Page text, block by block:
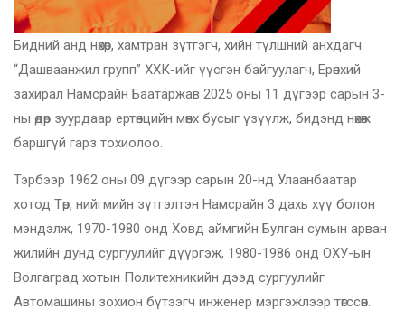
Бидний анд нөхөр, хамтран зүтгэгч, хийн түлшний анхдагч
“Дашваанжил групп” ХХК-ийг үүсгэн байгуулагч, Ерөнхий
захирал Намсрайн Баатаржав 2025 оны 11 дүгээр сарын 3-
ны өдөр зуурдаар ертөнцийн мөнх бусыг үзүүлж, бидэнд нөхөж
баршгүй гарз тохиолоо.
Тэрбээр 1962 оны 09 дүгээр сарын 20-нд Улаанбаатар
хотод Төр, нийгмийн зүтгэлтэн Намсрайн 3 дахь хүү болон
мэндэлж, 1970-1980 онд Ховд аймгийн Булган сумын арван
жилийн дунд сургуулийг дүүргэж, 1980-1986 онд ОХУ-ын
Волгаград хотын Политехникийн дээд сургуулийг
Автомашины зохион бүтээгч инженер мэргэжлээр төгссөн.